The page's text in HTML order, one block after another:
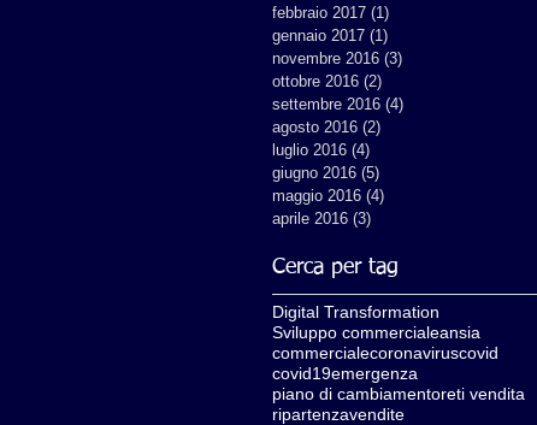
febbraio 2017 (1)
gennaio 2017 (1)
novembre 2016 (3)
ottobre 2016 (2)
settembre 2016 (4)
agosto 2016 (2)
luglio 2016 (4)
giugno 2016 (5)
maggio 2016 (4)
aprile 2016 (3)
Cerca per tag
Digital Transformation
Sviluppo commercialeansia
commercialecoronaviruscovid
covid19emergenza
piano di cambiamentoreti vendita
ripartenzavendite